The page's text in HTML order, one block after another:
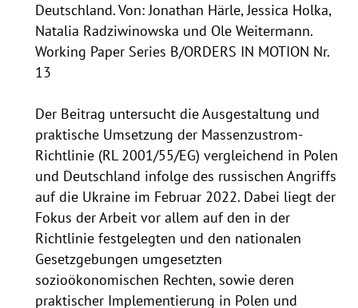
Deutschland. Von: Jonathan Härle, Jessica Holka,
Natalia Radziwinowska und Ole Weitermann.
Working Paper Series B/ORDERS IN MOTION Nr.
13
Der Beitrag untersucht die Ausgestaltung und
praktische Umsetzung der Massenzustrom-
Richtlinie (RL 2001/55/EG) vergleichend in Polen
und Deutschland infolge des russischen Angriffs
auf die Ukraine im Februar 2022. Dabei liegt der
Fokus der Arbeit vor allem auf den in der
Richtlinie festgelegten und den nationalen
Gesetzgebungen umgesetzten
sozioökonomischen Rechten, sowie deren
praktischer Implementierung in Polen und